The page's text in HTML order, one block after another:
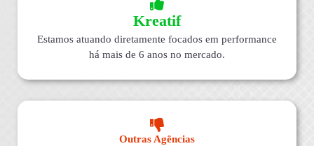
Kreatif
Estamos atuando diretamente focados em performance
há mais de 6 anos no mercado.
Outras Agências